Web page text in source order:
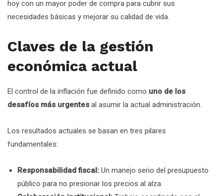
hoy con un mayor poder de compra para cubrir sus
necesidades básicas y mejorar su calidad de vida.
Claves de la gestión
económica actual
El control de la inflación fue definido como uno de los
desafíos más urgentes al asumir la actual administración.
Los resultados actuales se basan en tres pilares
fundamentales:
Responsabilidad fiscal: Un manejo serio del presupuesto
público para no presionar los precios al alza.